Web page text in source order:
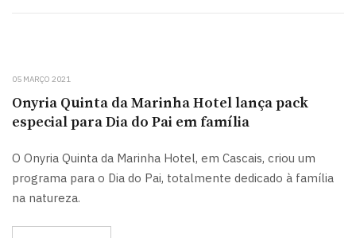
05 MARÇO 2021
Onyria Quinta da Marinha Hotel lança pack
especial para Dia do Pai em família
O Onyria Quinta da Marinha Hotel, em Cascais, criou um
programa para o Dia do Pai, totalmente dedicado à família
na natureza.